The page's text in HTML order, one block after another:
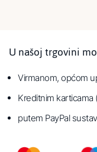
U našoj trgovini
Virmanom, općom
Kreditnim karticama
putem PayPal